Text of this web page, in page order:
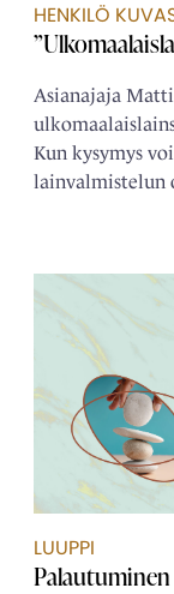
HENKILÖ
Asianajaja
Kun kysymys
lain­­valmistelun
LUUPPI